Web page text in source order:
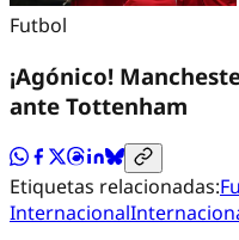
Futbol
¡Agónico!
ante Tottenham
Etiquetas relacionadas:
Internacional